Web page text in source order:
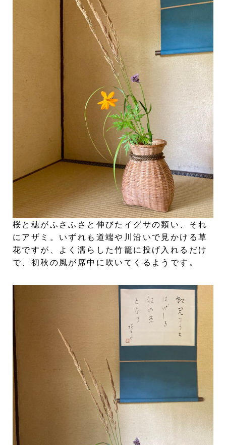
桜と穂がふさふさと伸びたイグサの類い、それ
にアザミ。いずれも道端や川沿いで見かける草
花ですが、よく濡らした竹籠に投げ入れるだけ
で、初秋の風が席中に吹いてくるようです。